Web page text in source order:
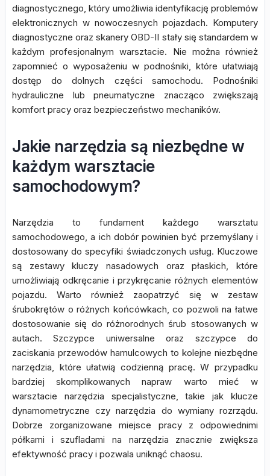
diagnostycznego, który umożliwia identyfikację problemów
elektronicznych w nowoczesnych pojazdach. Komputery
diagnostyczne oraz skanery OBD-II stały się standardem w
każdym profesjonalnym warsztacie. Nie można również
zapomnieć o wyposażeniu w podnośniki, które ułatwiają
dostęp do dolnych części samochodu. Podnośniki
hydrauliczne lub pneumatyczne znacząco zwiększają
komfort pracy oraz bezpieczeństwo mechaników.
Jakie narzędzia są niezbędne w
każdym warsztacie
samochodowym?
Narzędzia to fundament każdego warsztatu
samochodowego, a ich dobór powinien być przemyślany i
dostosowany do specyfiki świadczonych usług. Kluczowe
są zestawy kluczy nasadowych oraz płaskich, które
umożliwiają odkręcanie i przykręcanie różnych elementów
pojazdu. Warto również zaopatrzyć się w zestaw
śrubokrętów o różnych końcówkach, co pozwoli na łatwe
dostosowanie się do różnorodnych śrub stosowanych w
autach. Szczypce uniwersalne oraz szczypce do
zaciskania przewodów hamulcowych to kolejne niezbędne
narzędzia, które ułatwią codzienną pracę. W przypadku
bardziej skomplikowanych napraw warto mieć w
warsztacie narzędzia specjalistyczne, takie jak klucze
dynamometryczne czy narzędzia do wymiany rozrządu.
Dobrze zorganizowane miejsce pracy z odpowiednimi
półkami i szufladami na narzędzia znacznie zwiększa
efektywność pracy i pozwala uniknąć chaosu.